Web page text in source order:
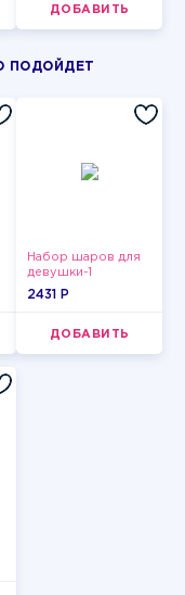
ДОБАВИТЬ
ПОДОЙДЕТ
Набор шаров для
девушки-1
2431 P
ДОБАВИТЬ